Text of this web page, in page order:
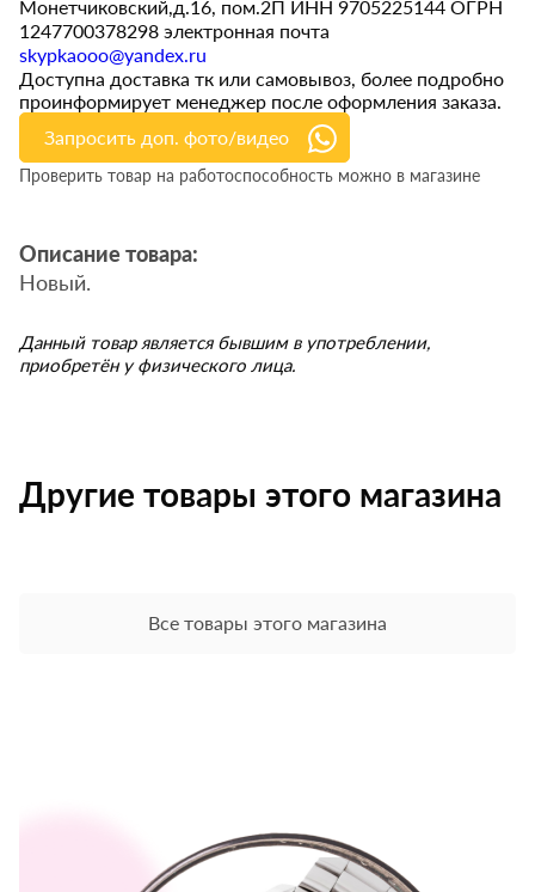
Монетчиковский,д.16, пом.2П ИНН 9705225144 ОГРН
1247700378298 электронная почта
skypkaooo@yandex.ru
Доступна доставка тк или самовывоз, более подробно
проинформирует менеджер после оформления заказа.
Запросить доп. фото/видео
Проверить товар на работоспособность можно в магазине
Описание товара:
Новый.
Данный товар является бывшим в употреблении,
приобретён у физического лица.
Другие товары этого магазина
Все товары этого магазина